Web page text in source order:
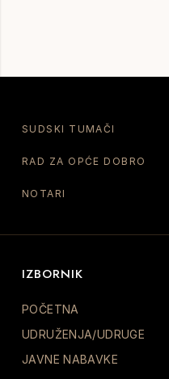
SUDSKI TUMAČI
RAD ZA OPĆE DOBRO
NOTARI
IZBORNIK
POČETNA
UDRUŽENJA/UDRUGE
JAVNE NABAVKE